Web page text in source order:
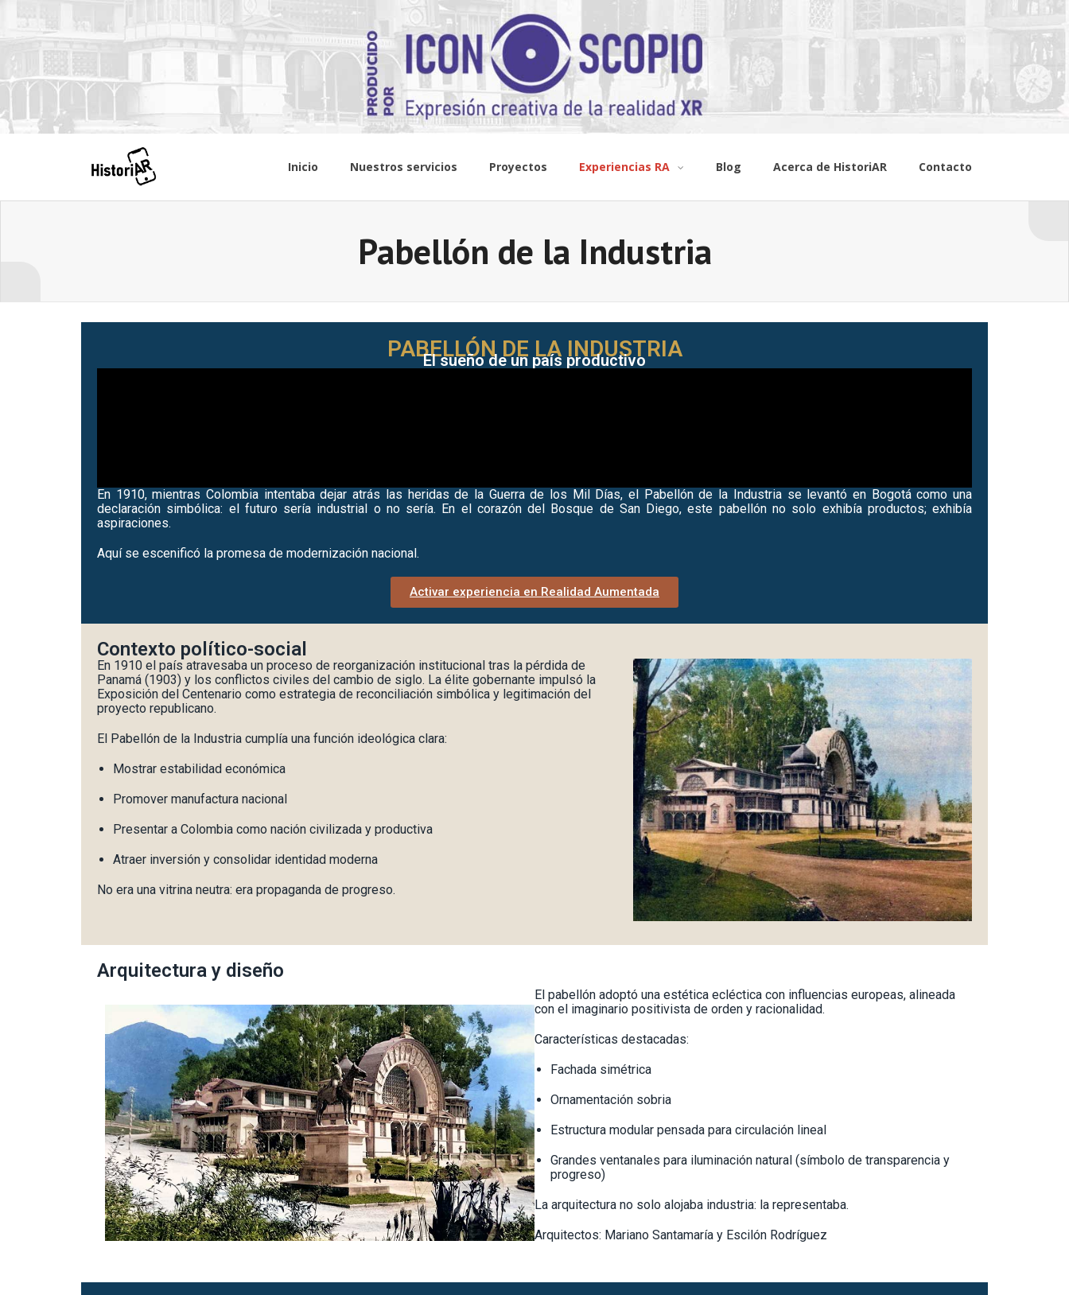
Inicio Nuestros servicios Proyectos Experiencias RA Blog Acerca de HistoriAR Contacto
Pabellón de la Industria
PABELLÓN DE LA INDUSTRIA
El sueño de un país productivo
En 1910, mientras Colombia intentaba dejar atrás las heridas de la Guerra de los Mil Días, el Pabellón de la Industria se levantó en Bogotácomo una
declaración simbólica: el futuro sería industrial o no sería. En el corazón del Bosque de San Diego, este pabellón no solo exhibía productos; exhibía
aspiraciones.
Aquí se escenificó la promesa de modernización nacional.
Activar experiencia en Realidad Aumentada
Contexto político-social
En 1910 el país atravesaba un proceso de reorganización institucional tras la pérdida de
Panamá (1903) y los conflictos civiles del cambio de siglo. La élite gobernante impulsó la
Exposición del Centenario como estrategia de reconciliación simbólica y legitimación del
proyecto republicano.
El Pabellón de la Industria cumplía una función ideológica clara:
Mostrar estabilidad económica
Promover manufactura nacional
Presentar a Colombia como nación civilizada y productiva
Atraer inversión y consolidar identidad moderna
No era una vitrina neutra: era propaganda de progreso.
Arquitectura y diseño
El pabellón adoptó una estética ecléctica con influencias europeas, alineada
con el imaginario positivista de orden y racionalidad.
Características destacadas:
Fachada simétrica
Ornamentación sobria
Estructura modular pensada para circulación lineal
Grandes ventanales para iluminación natural (símbolo de transparencia y
progreso)
La arquitectura no solo alojaba industria: la representaba.
Arquitectos: Mariano Santamaría y Escilón Rodríguez